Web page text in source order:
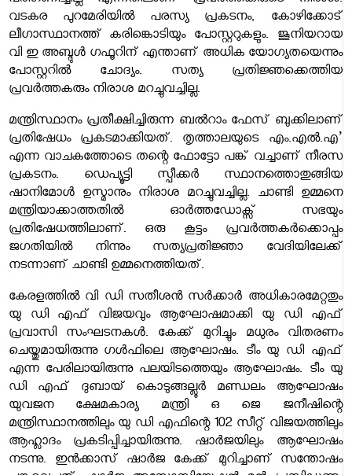
വടകര പുറമേരിയിൽ പരസ്യ പ്രകടനം, കോഴിക്കോട്
ലീഗാസ്ഥാനത്ത് കരിങ്കൊടിയും പോസ്റ്ററുകളും. ജൂനിയറായ
വി ഇ അബ്ദുൾ ഗഫൂറിന് എന്താണ് അധിക യോഗ്യതയെന്നും
പോസ്റ്ററിൽ ചോദ്യം. സത്യ പ്രതിജ്ഞക്കെത്തിയ
പ്രവർത്തകരും നിരാശ മറച്ചുവച്ചില്ല.
മന്ത്രിസ്ഥാനം പ്രതീക്ഷിച്ചിരുന്ന ബൽറാം ഫേസ് ബുക്കിലാണ്
പ്രതിഷേധം പ്രകടമാക്കിയത്. തൃത്താലയുടെ എം.എൽ.എ’
എന്ന വാചകത്തോടെ തന്റെ ഫോട്ടോ പങ്ക് വച്ചാണ് നീരസ
പ്രകടനം. ഡെപ്യൂട്ടി സ്പീക്കർ സ്ഥാനത്തൊതുങ്ങിയ
ഷാനിമോൾ ഉസ്മാനും നിരാശ മറച്ചുവച്ചില്ല. ചാണ്ടി ഉമ്മനെ
മന്ത്രിയാക്കാത്തതിൽ ഓർത്തഡോക്സ് സഭയും
പ്രതിഷേധത്തിലാണ്. ഒരു കൂട്ടം പ്രവർത്തകർക്കൊപ്പം
ജഗതിയിൽ നിന്നും സത്യപ്രതിജ്ഞാ വേദിയിലേക്ക്
നടന്നാണ് ചാണ്ടി ഉമ്മനെത്തിയത്.
കേരളത്തിൽ വി ഡി സതീശൻ സർക്കാർ അധികാരമേറ്റതും
യു ഡി എഫ് വിജയവും ആഘോഷമാക്കി യു ഡി എഫ്
പ്രവാസി സംഘടനകൾ. കേക്ക് മുറിച്ചും മധുരം വിതരണം
ചെയ്തുമായിരുന്നു ഗൾഫിലെ ആഘോഷം. ടീം യു ഡി എഫ്
എന്ന പേരിലായിരുന്നു പലയിടത്തെയും ആഘോഷം. ടീം യു
ഡി എഫ് ദുബായ് കൊടുങ്ങല്ലൂർ മണ്ഡലം ആഘോഷം
യുവജന ക്ഷേമകാര്യ മന്ത്രി ഒ ജെ ജനീഷിന്റെ
മന്ത്രിസ്ഥാനത്തിലും യു ഡി എഫിന്റെ 102 സീറ്റ് വിജയത്തിലും
ആഹ്ലാദം പ്രകടിപ്പിച്ചായിരുന്നു. ഷാർജയിലും ആഘോഷം
നടന്നു. ഇൻക്കാസ് ഷാർജ കേക്ക് മുറിച്ചാണ് സന്തോഷം